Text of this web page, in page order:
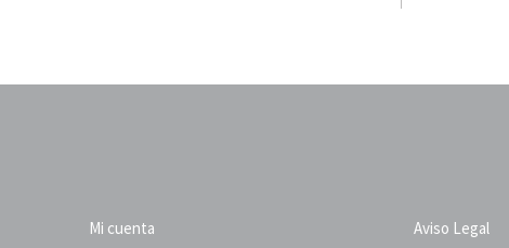
Mi cuenta Aviso Legal